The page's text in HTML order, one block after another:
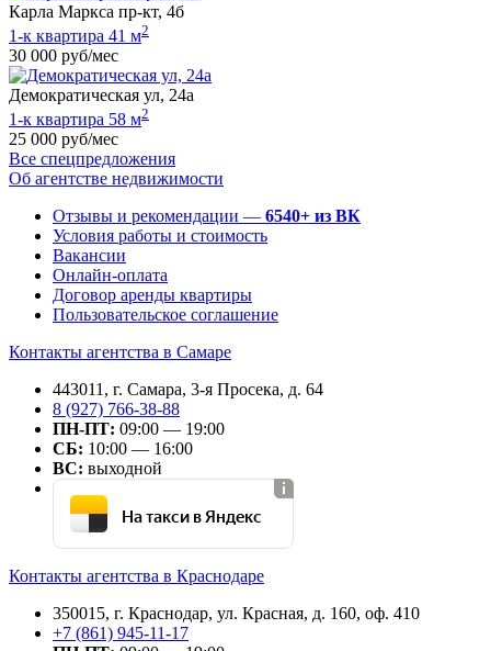
Карла Маркса пр-кт, 4б
1-к квартира 41 м2
30 000 руб/мес
Демократическая ул, 24а
1-к квартира 58 м2
25 000 руб/мес
Все спецпредложения
Об агентстве недвижимости
Отзывы и рекомендации — 6540+ из ВК
Условия работы и стоимость
Вакансии
Онлайн-оплата
Договор аренды квартиры
Пользовательское соглашение
Контакты агентства в Самаре
443011, г. Самара, 3-я Просека, д. 64
8 (927) 766-38-88
ПН-ПТ: 09:00 — 19:00
СБ: 10:00 — 16:00
ВС: выходной
На такси в Яндекс
Контакты агентства в Краснодаре
350015, г. Краснодар, ул. Красная, д. 160, оф. 410
+7 (861) 945-11-17